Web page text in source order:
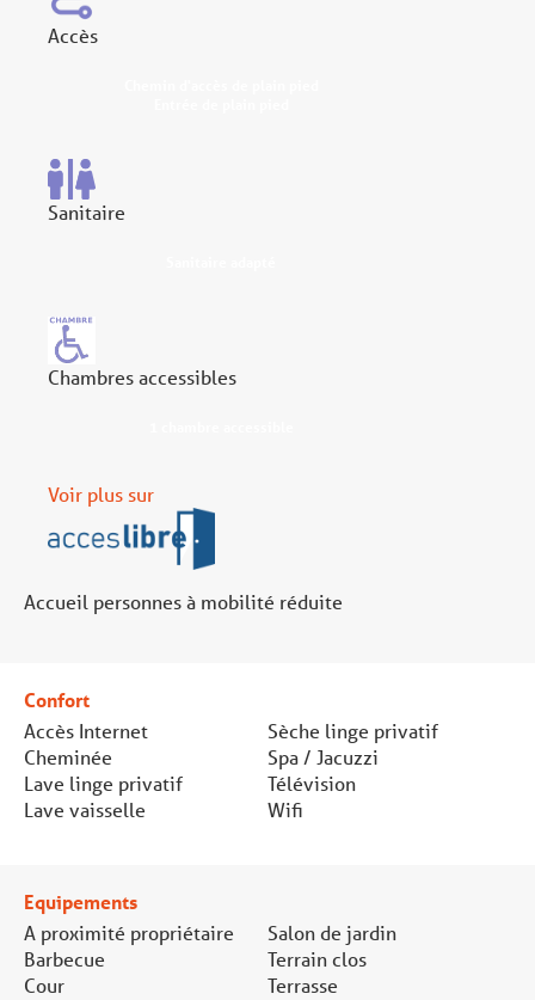
Accès
Sanitaire
Chambres accessibles
Voir plus sur
Accueil personnes à mobilité réduite
Confort
Accès Internet
Cheminée
Lave linge privatif
Lave vaisselle
Sèche linge privatif
Spa / Jacuzzi
Télévision
Wifi
Equipements
A proximité propriétaire
Barbecue
Cour
Salon de jardin
Terrain clos
Terrasse